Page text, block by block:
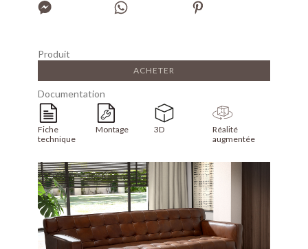
Produit
ACHETER
Documentation
Fiche
technique
Montage 3D
Réalité
augmentée
Array